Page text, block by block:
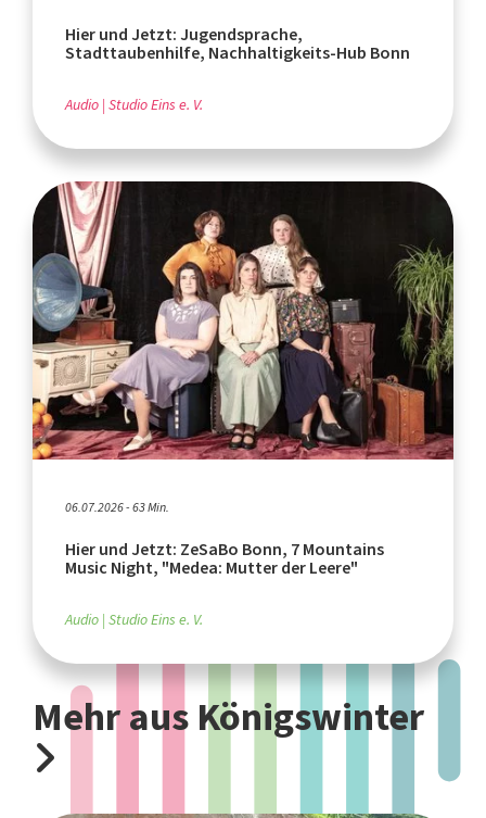
Hier und Jetzt: Jugendsprache,
Stadttaubenhilfe, Nachhaltigkeits-Hub Bonn
Audio Studio Eins e. V.
06.07.2026 - 63 Min.
Hier und Jetzt: ZeSaBo Bonn, 7 Mountains
Music Night, "Medea: Mutter der Leere"
Audio Studio Eins e. V.
Mehr aus Königswinter